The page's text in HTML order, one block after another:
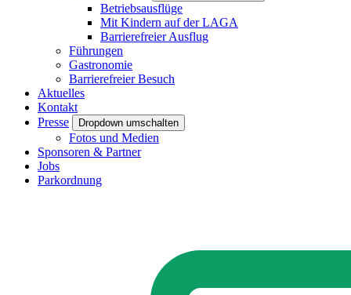
Betriebsausflüge
Mit Kindern auf der LAGA
Barrierefreier Ausflug
Führungen
Gastronomie
Barrierefreier Besuch
Aktuelles
Kontakt
Presse
Dropdown umschalten
Fotos und Medien
Sponsoren & Partner
Jobs
Parkordnung